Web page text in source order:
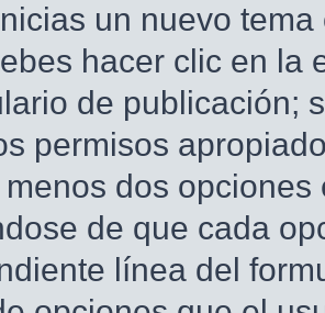
un nuevo
hacer clic en la
de publicación;
permisos
dos
de que cada
línea del